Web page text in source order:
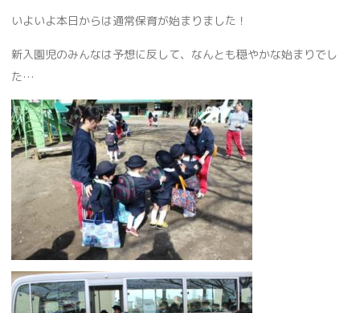
いよいよ本日からは通常保育が始まりました！
新入園児のみんなは予想に反して、なんとも穏やかな始まりでし
た…